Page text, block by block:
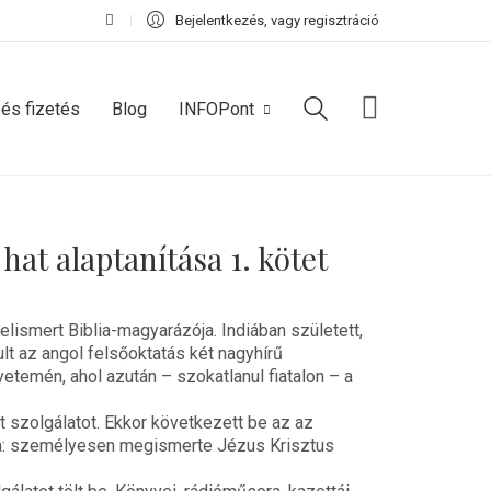
Bejelentkezés, vagy regisztráció
fizetés Blog INFOPont
alaptanítása 1. kötet
Biblia-magyarázója. Indiában született,
az angol felsőoktatás két nagyhírű
ahol azután – szokatlanul fiatalon – a
szolgálatot. Ekkor következett be az az
személyesen megismerte Jézus Krisztus